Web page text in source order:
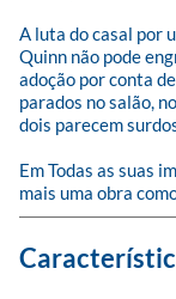
A luta do casal por
Quinn não pode
adoção por conta
parados no salão,
dois parecem
Em Todas as suas
mais uma obra